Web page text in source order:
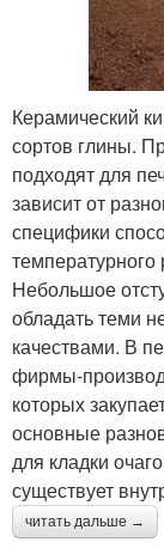
Керамический
сортов глины.
подходят для
зависит от
специфики
Небольшое
обладать теми
качествами. В
фирмы-
которых
основные
для кладки
существует
читать дальше →